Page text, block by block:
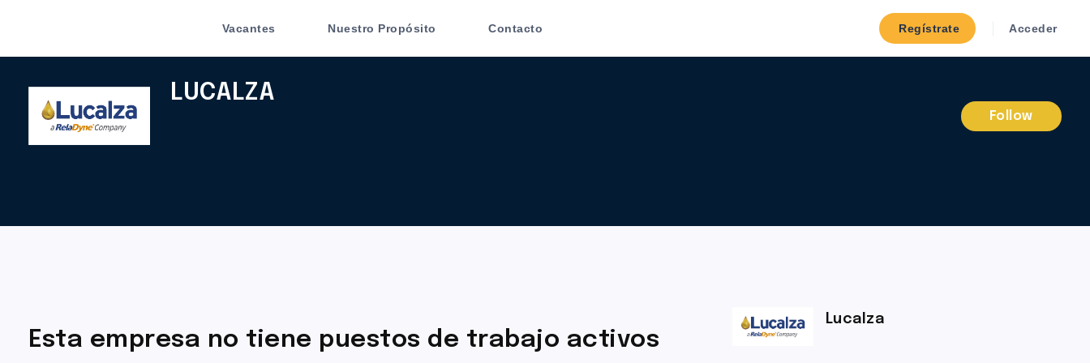
Vacantes Nuestro Propósito Contacto Regístrate Acceder
LUCALZA
Follow
Esta empresa no tiene puestos de trabajo activos
Lucalza